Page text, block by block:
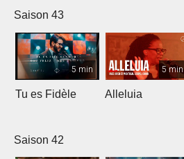
Saison 43
5 min
Tu es Fidèle
5 min
Alleluia
Saison 42